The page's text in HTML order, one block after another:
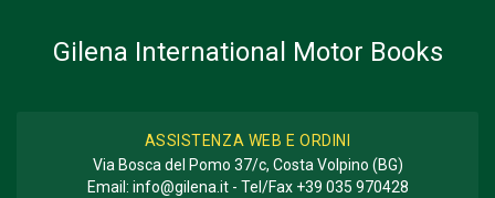
Gilena International Motor Books
ASSISTENZA WEB E ORDINI
Via Bosca del Pomo 37/c, Costa Volpino (BG)
Email: info@gilena.it- Tel/Fax +39 035 970428